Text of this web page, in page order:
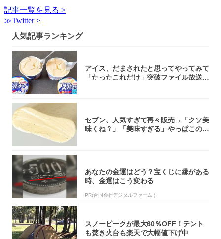
記事一覧を見る >
≫Twitter >
人気記事ランキング
アイス、だまされたと思ってやってみて
「たったこれだけ」突破ファイル放送で
セブン、人気すぎて再々販売→「クソ美
味くね？」「美味すぎる」やっぱこのク
あなたの金運はどう？宝くじに縁がある
時、金運はこう変わる
PR(合同会社デジタルファーム )
スノーピークが最大60％OFF！テント
も焚き火台も楽天で大幅値下げ中